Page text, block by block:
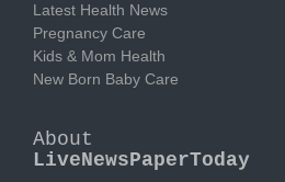
Latest Health News
Pregnancy Care
Kids & Mom Health
New Born Baby Care
About
LiveNewsPaperToday